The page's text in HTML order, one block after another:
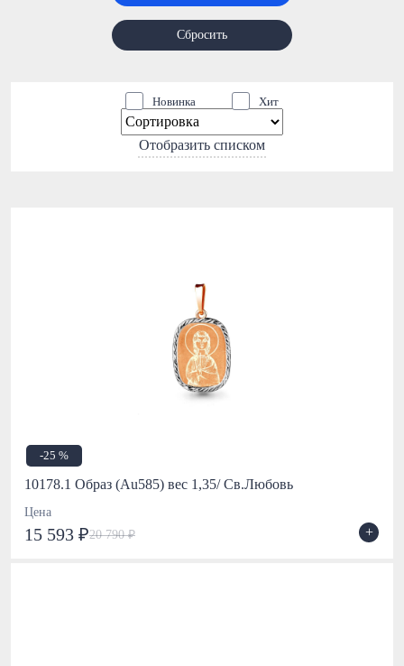
Сбросить
Новинка Хит
Отобразить списком
-25 %
10178.1 Образ (Au585) вес 1,35/ Св.Любовь
Цена
15 593 ₽20 790 ₽ +